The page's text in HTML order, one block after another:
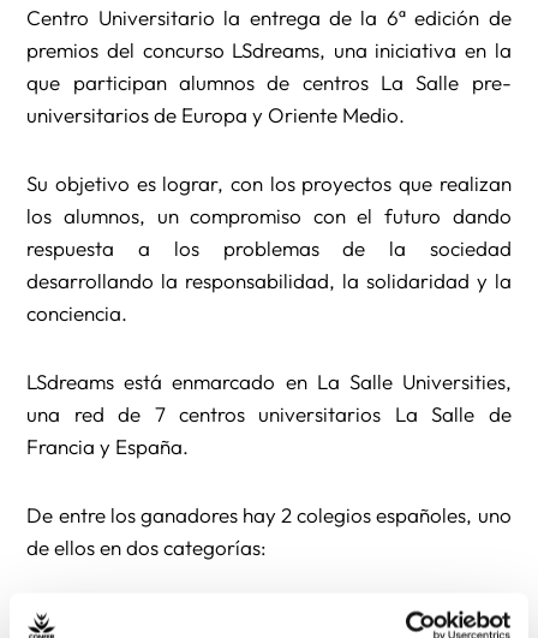
Centro Universitario la entrega de la 6ª edición de
premios del concurso LSdreams, una iniciativa en la
que participan alumnos de centros La Salle pre-
universitarios de Europa y Oriente Medio.
Su objetivo es lograr, con los proyectos que realizan
los alumnos, un compromiso con el futuro dando
respuesta a los problemas de la sociedad
desarrollando la responsabilidad, la solidaridad y la
conciencia.
LSdreams está enmarcado en La Salle Universities,
una red de 7 centros universitarios La Salle de
Francia y España.
De entre los ganadores hay 2 colegios españoles, uno
de ellos en dos categorías:
1) La Salle Palma de Mallorca, en la categoría de